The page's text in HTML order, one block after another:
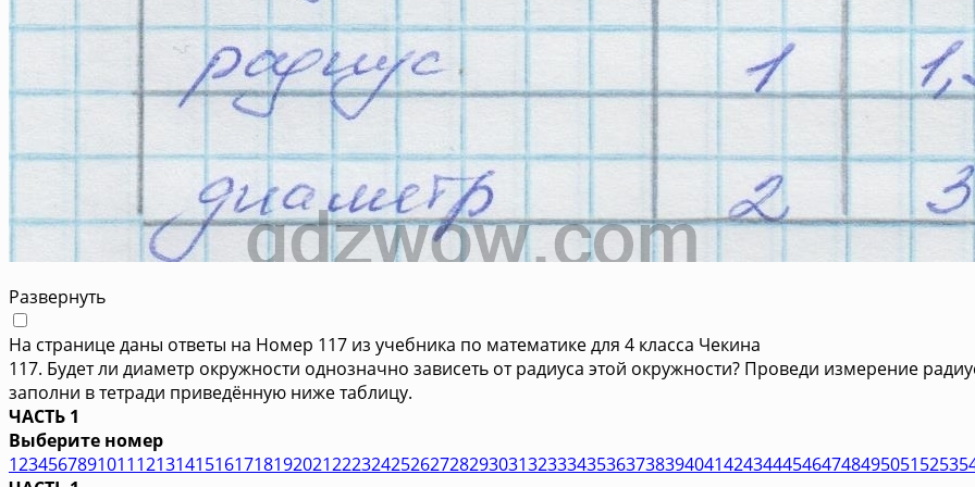
Развернуть
На странице даны ответы на Номер 117 из учебника по математике для 4 класса Чекина
117. Будет ли диаметр окружности однозначно зависеть от радиуса этой окружности? Проведи измерение
заполни в тетради приведённую ниже таблицу.
ЧАСТЬ 1
Выберите номер
1234567891011121314151617181920212223242526272829303132333435363738394041424344454647484950515253